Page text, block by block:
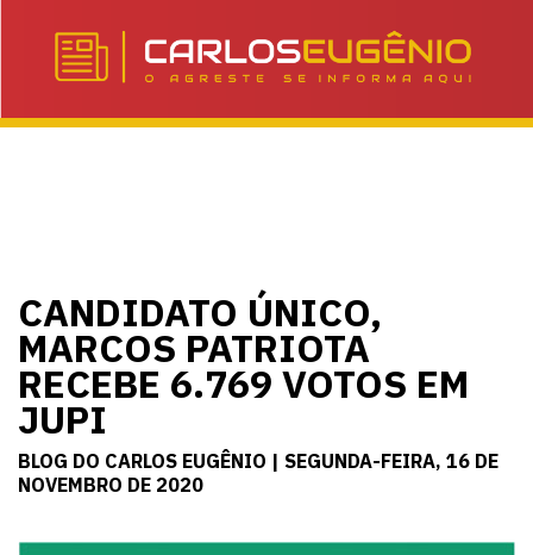
CANDIDATO ÚNICO,
MARCOS PATRIOTA
RECEBE 6.769 VOTOS EM
JUPI
BLOG DO CARLOS EUGÊNIO | SEGUNDA-FEIRA, 16 DE
NOVEMBRO DE 2020